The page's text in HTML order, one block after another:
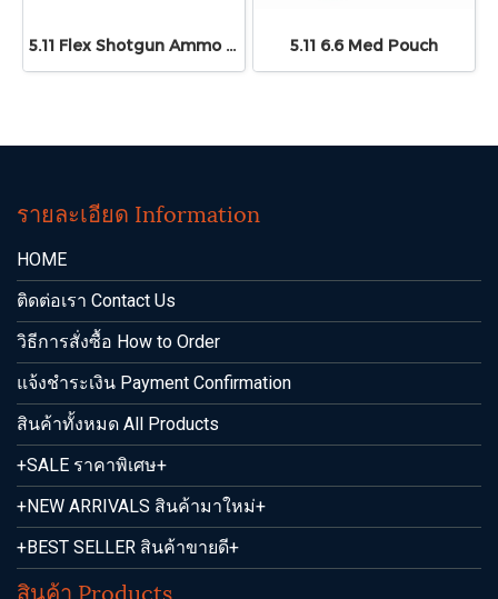
5.11 Flex Shotgun Ammo Pouch 5.11 6.6 Med Pouch
รายละเอียด Information
HOME
ติดต่อเรา Contact Us
วิธีการสั่งซื้อ How to Order
แจ้งชำระเงิน Payment Confirmation
สินค้าทั้งหมด All Products
+SALE ราคาพิเศษ+
+NEW ARRIVALS สินค้ามาใหม่+
+BEST SELLER สินค้าขายดี+
สินค้า Products